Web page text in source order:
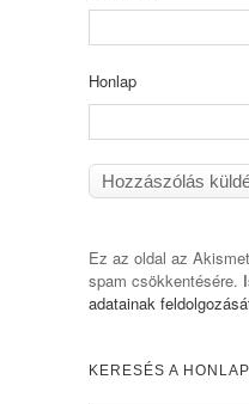
Honlap
Ez az oldal az
spam csökkentésére.
adatainak
KERESÉS A